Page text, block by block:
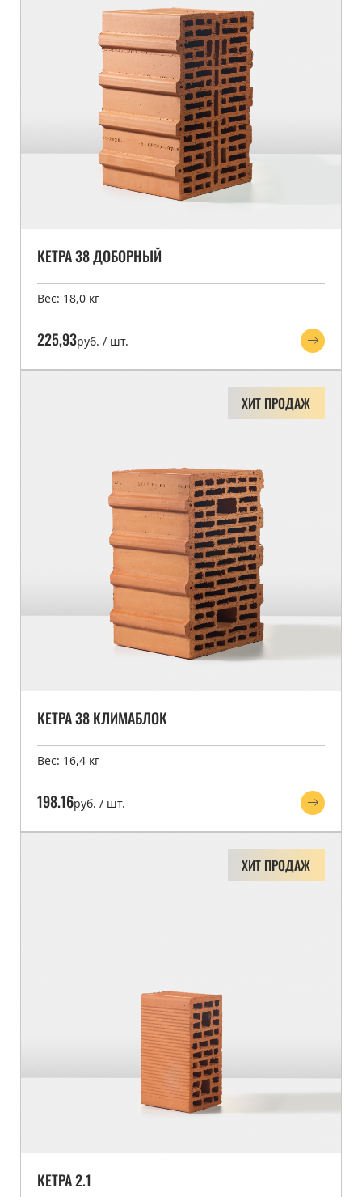
КЕТРА 38 ДОБОРНЫЙ
Вес: 18,0 кг
225,93руб. / шт.
ХИТ ПРОДАЖ
КЕТРА 38 КЛИМАБЛОК
Вес: 16,4 кг
198.16руб. / шт.
ХИТ ПРОДАЖ
КЕТРА 2.1